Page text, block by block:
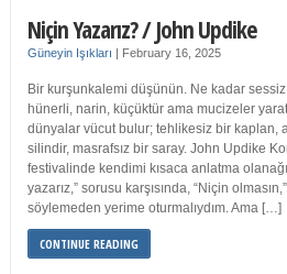
Niçin Yazarız? / John Updike
Güneyin Işıkları | February 16, 2025
Bir kurşunkalemi düşünün. Ne kadar
hünerli, narin, küçüktür ama mucizeler
dünyalar vücut bulur; tehlikesiz bir kaplan,
silindir, masrafsız bir saray. John Updike
festivalinde kendimi kısaca anlatma
yazarız,” sorusu karşısında, “Niçin
söylemeden yerime oturmalıydım. Ama […]
CONTINUE READING